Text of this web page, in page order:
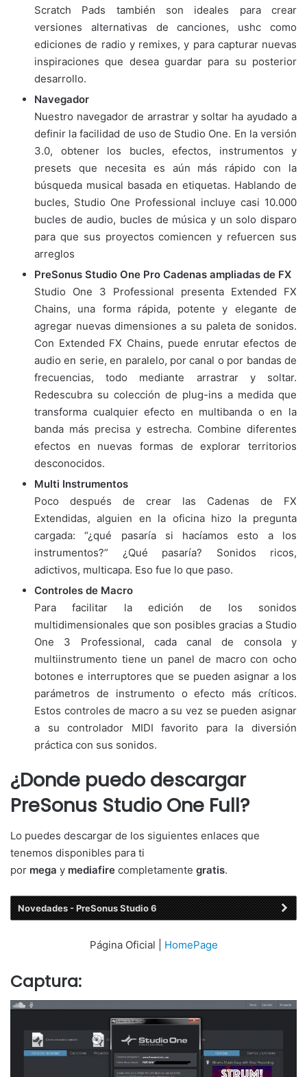
Scratch Pads también son ideales para crear
versiones alternativas de canciones, ushc como
ediciones de radio y remixes, y para capturar nuevas
inspiraciones que desea guardar para su posterior
desarrollo.
Navegador
Nuestro navegador de arrastrar y soltar ha ayudado a
definir la facilidad de uso de Studio One. En la versión
3.0, obtener los bucles, efectos, instrumentos y
presets que necesita es aún más rápido con la
búsqueda musical basada en etiquetas. Hablando de
bucles, Studio One Professional incluye casi 10.000
bucles de audio, bucles de música y un solo disparo
para que sus proyectos comiencen y refuercen sus
arreglos
PreSonus Studio One Pro Cadenas ampliadas de FX
Studio One 3 Professional presenta Extended FX
Chains, una forma rápida, potente y elegante de
agregar nuevas dimensiones a su paleta de sonidos.
Con Extended FX Chains, puede enrutar efectos de
audio en serie, en paralelo, por canal o por bandas de
frecuencias, todo mediante arrastrar y soltar.
Redescubra su colección de plug-ins a medida que
transforma cualquier efecto en multibanda o en la
banda más precisa y estrecha. Combine diferentes
efectos en nuevas formas de explorar territorios
desconocidos.
Multi Instrumentos
Poco después de crear las Cadenas de FX
Extendidas, alguien en la oficina hizo la pregunta
cargada: “¿qué pasaría si hacíamos esto a los
instrumentos?” ¿Qué pasaría? Sonidos ricos,
adictivos, multicapa. Eso fue lo que paso.
Controles de Macro
Para facilitar la edición de los sonidos
multidimensionales que son posibles gracias a Studio
One 3 Professional, cada canal de consola y
multiinstrumento tiene un panel de macro con ocho
botones e interruptores que se pueden asignar a los
parámetros de instrumento o efecto más críticos.
Estos controles de macro a su vez se pueden asignar
a su controlador MIDI favorito para la diversión
práctica con sus sonidos.
¿Donde puedo descargar
PreSonus Studio One Full?
Lo puedes descargar de los siguientes enlaces que
tenemos disponibles para ti
por mega y mediafire completamente gratis.
Novedades - PreSonus Studio 6
Página Oficial | HomePage
Captura: